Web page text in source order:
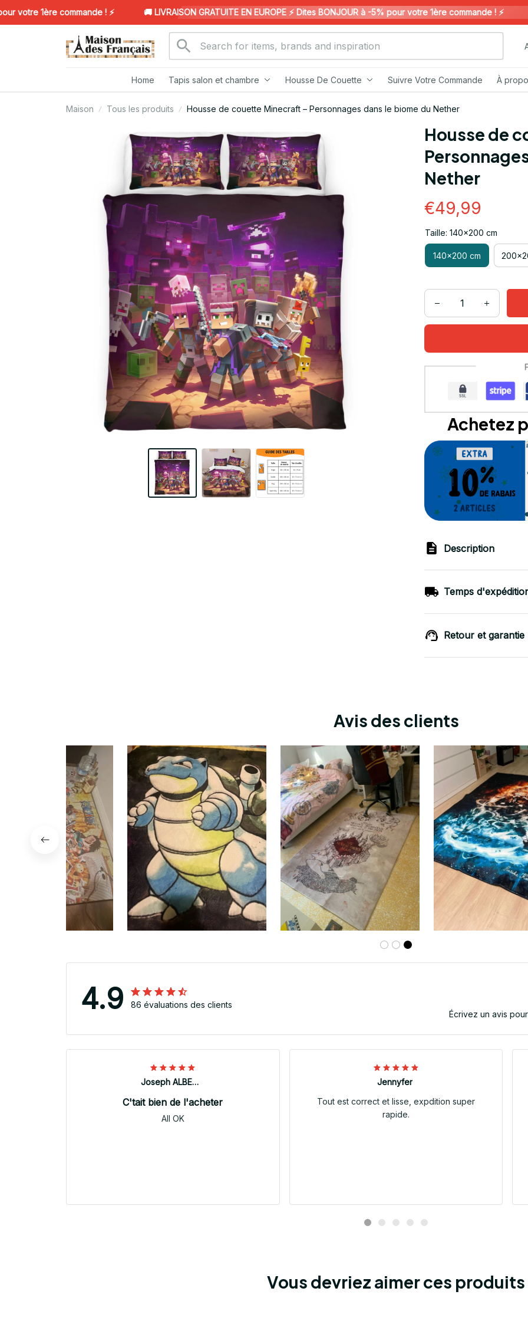
votre 1ère commande ! ⚡️ 🚚 LIVRAISON GRATUITE EN EUROPE ⚡️ Dites BONJOUR à -5% pour votre 1ère commande ! ⚡️
Home Tapis salon et chambre Housse De Couette Suivre Votre Commande À
Maison Tous les produits Housse de couette Minecraft – Personnages dans le biome du Nether
Housse de
Nether
€49,99
Taille: 140x200 cm
140x200 cm
Achetez
Description
Temps
Retour et garantie
Avis des clients
4.9
86 évaluations des clients
Écrivez un avis
Joseph ALBERTINI
C'tait bien de l'acheter
All OK
Jennyfer
Tout est correct et lisse, expdition super
rapide.
Vous devriez aimer ces produits